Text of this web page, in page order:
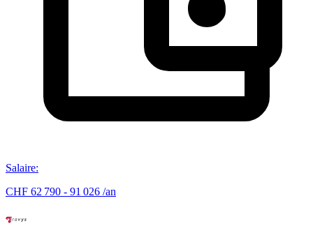
Salaire:
CHF 62 790 - 91 026 /an